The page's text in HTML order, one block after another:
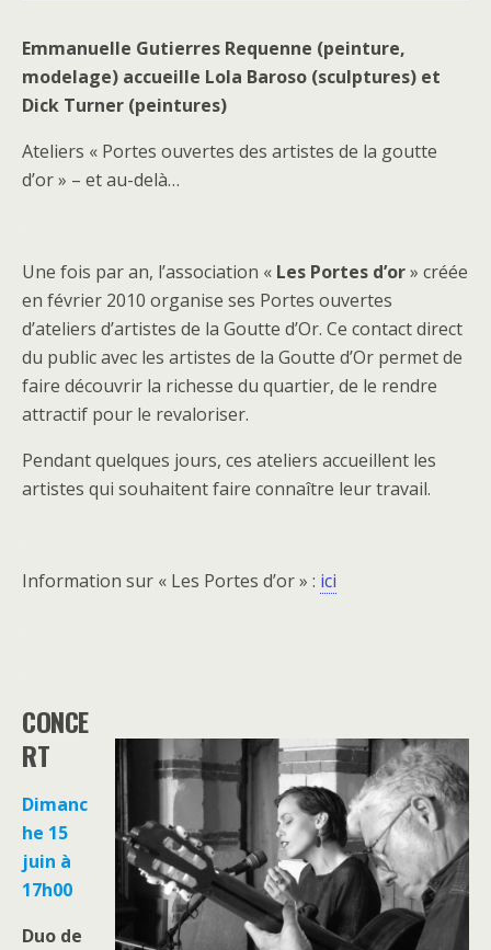
Emmanuelle Gutierres Requenne (peinture,
modelage) accueille Lola Baroso (sculptures) et
Dick Turner (peintures)
Ateliers « Portes ouvertes des artistes de la goutte
d’or » – et au-delà…
Une fois par an, l’association « Les Portes d’or» créée
en février 2010 organise ses Portes ouvertes
d’ateliers d’artistes de la Goutte d’Or. Ce contact direct
du public avec les artistes de la Goutte d’Or permet de
faire découvrir la richesse du quartier, de le rendre
attractif pour le revaloriser.
Pendant quelques jours, ces ateliers accueillent les
artistes qui souhaitent faire connaître leur travail.
Information sur « Les Portes d’or » : ici
CONCE
RT
Dimanc
he 15
juin à
17h00
Duo de